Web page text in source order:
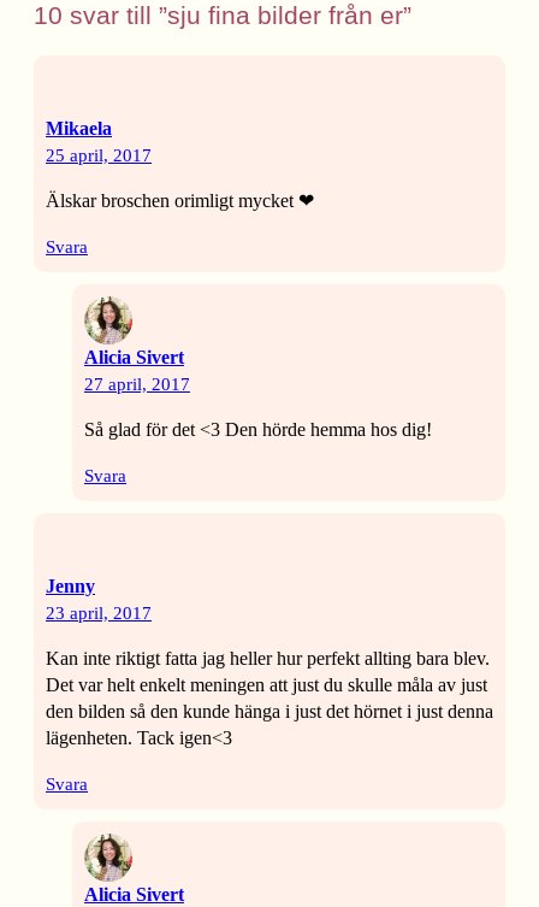
10 svar till ”sju fina bilder från er”
Mikaela
25 april, 2017
Älskar broschen orimligt mycket ❤
Svara
Alicia Sivert
27 april, 2017
Så glad för det <3 Den hörde hemma hos dig!
Svara
Jenny
23 april, 2017
Kan inte riktigt fatta jag heller hur perfekt allting bara blev.
Det var helt enkelt meningen att just du skulle måla av just
den bilden så den kunde hänga i just det hörnet i just denna
lägenheten. Tack igen<3
Svara
Alicia Sivert